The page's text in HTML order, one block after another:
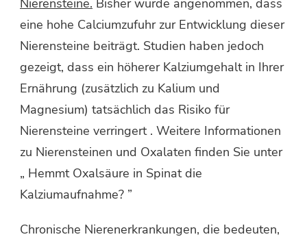
Nierensteine. Bisher wurde angenommen, dass
eine hohe Calciumzufuhr zur Entwicklung dieser
Nierensteine ​​beiträgt. Studien haben jedoch
gezeigt, dass ein höherer Kalziumgehalt in Ihrer
Ernährung (zusätzlich zu Kalium und
Magnesium) tatsächlich das Risiko für
Nierensteine verringert . Weitere Informationen
zu Nierensteinen und Oxalaten finden Sie unter
„ Hemmt Oxalsäure in Spinat die
Kalziumaufnahme? ”
Chronische Nierenerkrankungen, die bedeuten,